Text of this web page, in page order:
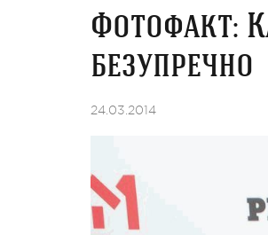
Фотофакт:
безупречно
24.03.2014